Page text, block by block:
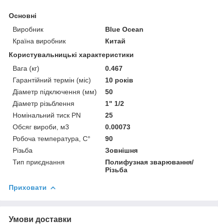
Основні
Виробник
Blue Ocean
Країна виробник
Китай
Користувальницькі характеристики
Вага (кг)
0.467
Гарантійний термін (міс)
10 років
Діаметр підключення (мм)
50
Діаметр різьблення
1" 1/2
Номінальний тиск PN
25
Обсяг вироби, м3
0.00073
Робоча температура, C°
90
Різьба
Зовнішня
Тип приєднання
Полифузная зварювання/
Різьба
Приховати
Умови доставки